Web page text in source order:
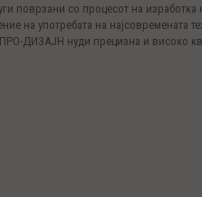
поврзани со процесот на
на употребата на најсовремената
ПРО-ДИЗАЈН нуди прецизна и високо